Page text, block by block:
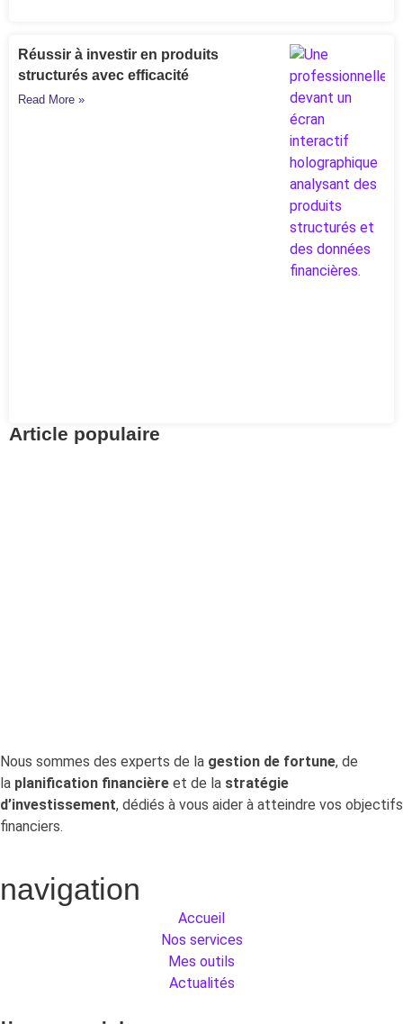
Réussir à investir en produits
structurés avec efficacité
Read More »
Article populaire
Nous sommes des experts de la gestion de fortune, de
la planification financière et de la stratégie
d’investissement, dédiés à vous aider à atteindre vos objectifs
financiers.
navigation
Accueil
Nos services
Mes outils
Actualités